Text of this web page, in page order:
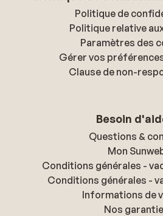
Politique de
Politique relative
Paramètres des
Gérer vos
Clause de non-
Besoin
Questions &
Mon
Conditions générales -
Conditions générales -
Informations de
Nos